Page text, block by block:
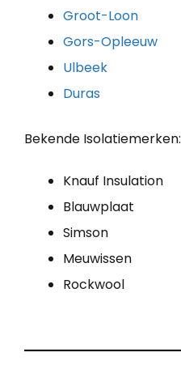
Groot-Loon
Gors-Opleeuw
Ulbeek
Duras
Bekende Isolatiemerken:
Knauf Insulation
Blauwplaat
Simson
Meuwissen
Rockwool